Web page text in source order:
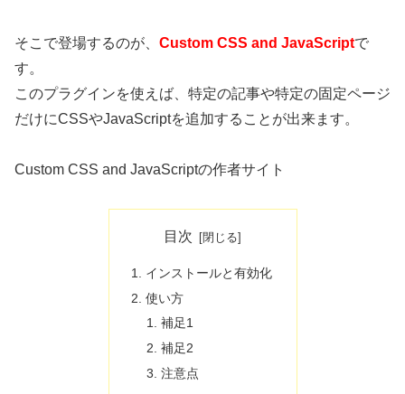
そこで登場するのが、 Custom CSS and JavaScriptで
す。
このプラグインを使えば、特定の記事や特定の固定ページ
だけにCSSやJavaScriptを追加することが出来ます。
Custom CSS and JavaScriptの作者サイト
目次
インストールと有効化
使い方
補足1
補足2
注意点